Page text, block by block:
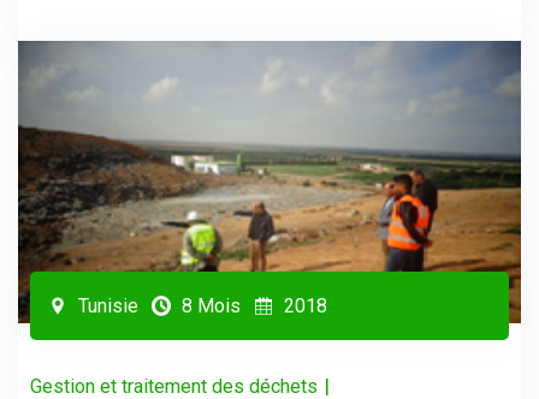
Tunisie 8 Mois 2018
Gestion et traitement des déchets |